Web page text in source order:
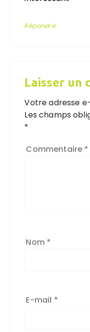
Répondre
Laisser un
Votre adresse
Les champs
*
Commentaire *
Nom *
E-mail *